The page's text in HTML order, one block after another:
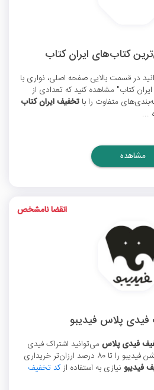
در قسمت بالایی صفحه اصلی، نواری با
کتاب" مشاهده کنید که تعدادی از
متفاوت را با تخفیف ایران کتاب
مشاهده
فیدی پلاس می‌توانید اشتراک فیدی
پلاس را در وب‌سایت یا اپلیکیشن فیدیبو را تا 80 درصد ارزان‌تر خریداری
فیدیبو نیازی به استفاده ازکد تخفیف
انقضا نامشخص